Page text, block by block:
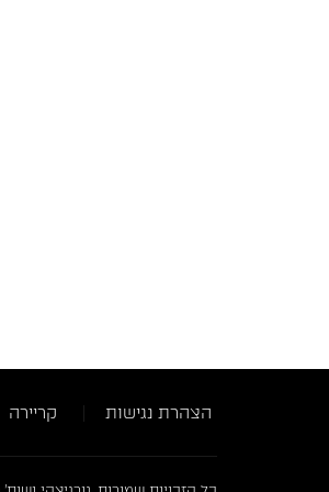
הצהרת נגישות קריירה